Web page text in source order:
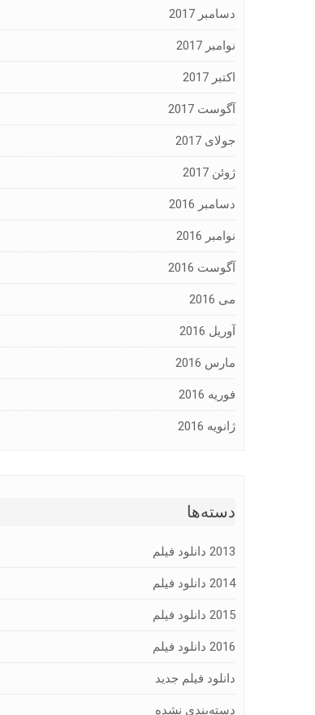
دسامبر 2017
نوامبر 2017
اکتبر 2017
آگوست 2017
جولای 2017
ژوئن 2017
دسامبر 2016
نوامبر 2016
آگوست 2016
می 2016
آوریل 2016
مارس 2016
فوریه 2016
ژانویه 2016
دسته‌ها
2013 دانلود فیلم
2014 دانلود فیلم
2015 دانلود فیلم
2016 دانلود فیلم
دانلود فیلم جدید
دسته‌بندی نشده